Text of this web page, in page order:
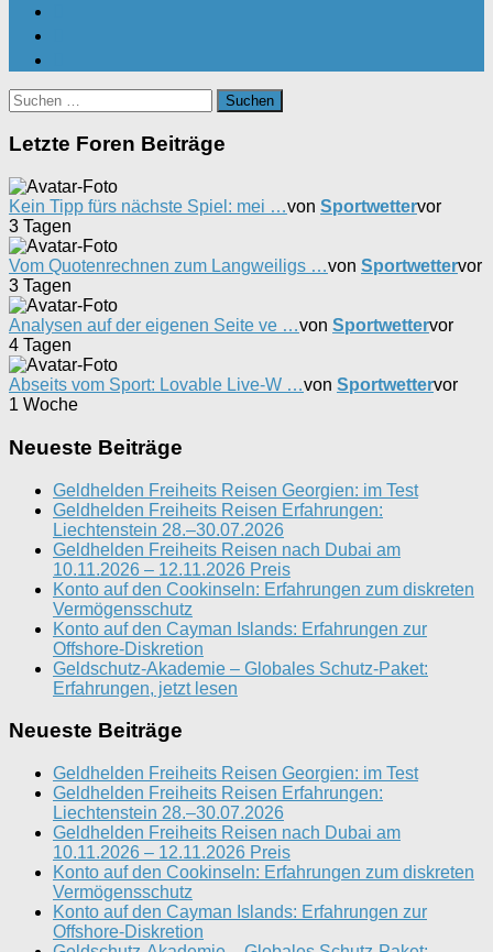
Suchen
nach:
Letzte Foren Beiträge
Kein Tipp fürs nächste Spiel: mei …von Sportwettervor
3 Tagen
Vom Quotenrechnen zum Langweiligs …von Sportwettervor
3 Tagen
Analysen auf der eigenen Seite ve …von Sportwettervor
4 Tagen
Abseits vom Sport: Lovable Live-W …von Sportwettervor
1 Woche
Neueste Beiträge
Geldhelden Freiheits Reisen Georgien: im Test
Geldhelden Freiheits Reisen Erfahrungen:
Liechtenstein 28.–30.07.2026
Geldhelden Freiheits Reisen nach Dubai am
10.11.2026 – 12.11.2026 Preis
Konto auf den Cookinseln: Erfahrungen zum diskreten
Vermögensschutz
Konto auf den Cayman Islands: Erfahrungen zur
Offshore-Diskretion
Geldschutz-Akademie – Globales Schutz-Paket:
Erfahrungen, jetzt lesen
Neueste Beiträge
Geldhelden Freiheits Reisen Georgien: im Test
Geldhelden Freiheits Reisen Erfahrungen:
Liechtenstein 28.–30.07.2026
Geldhelden Freiheits Reisen nach Dubai am
10.11.2026 – 12.11.2026 Preis
Konto auf den Cookinseln: Erfahrungen zum diskreten
Vermögensschutz
Konto auf den Cayman Islands: Erfahrungen zur
Offshore-Diskretion